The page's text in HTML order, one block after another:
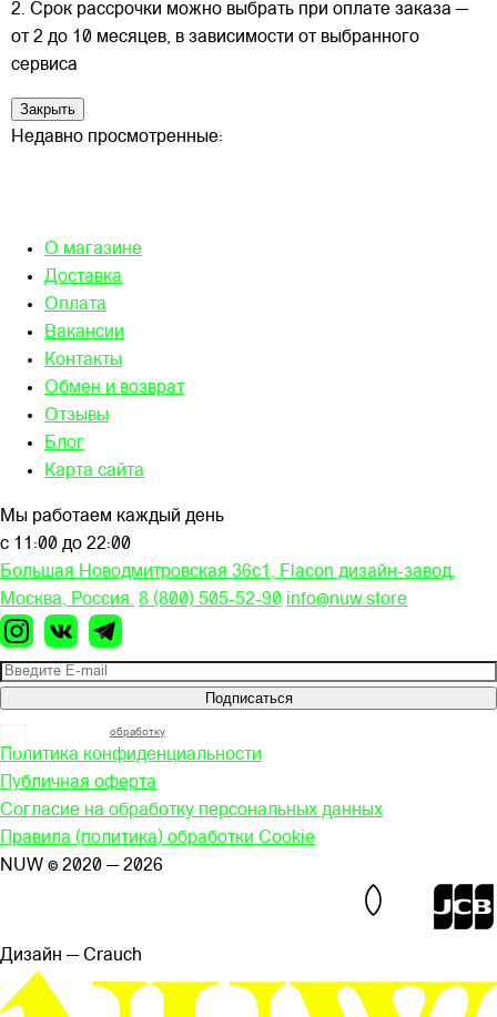
2. Срок рассрочки можно выбрать при оплате заказа —
от 2 до 10 месяцев, в зависимости от выбранного
сервиса
Закрыть
Недавно просмотренные:
О магазине
Доставка
Оплата
Вакансии
Контакты
Обмен и возврат
Отзывы
Блог
Карта сайта
Мы работаем каждый день
с 11:00 до 22:00
Большая Новодмитровская 36c1, Flacon дизайн-завод,
Москва, Россия. 8 (800) 505-52-90 info@nuw.store
Подписаться
обработку
Политика конфиденциальности
Публичная оферта
Согласие на обработку персональных данных
Правила (политика) обработки Cookie
NUW © 2020 — 2026
Дизайн — Сrauch